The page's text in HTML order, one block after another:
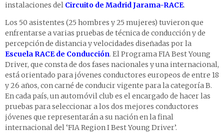
instalaciones del Circuito de Madrid Jarama-RACE.
Los 50 asistentes (25 hombres y 25 mujeres) tuvieron que
enfrentarse a varias pruebas de técnica de conducción y de
percepción de distancia y velocidades diseñadas por la
Escuela RACE de Conducción. El Programa FIA Best Young
Driver, que consta de dos fases nacionales y una internacional,
está orientado para jóvenes conductores europeos de entre 18
y 26 años, con carné de conducir vigente para la categoría B.
En cada país, un automóvil club es el encargado de hacer las
pruebas para seleccionar a los dos mejores conductores
jóvenes que representarán a su nación en la final
internacional del ‘FIA Region I Best Young Driver’.